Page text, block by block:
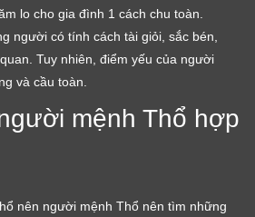
lo cho gia đình 1 cách chu toàn.
người có tính cách tài giỏi, sắc bén,
Tuy nhiên, điểm yếu của người
và cầu toàn.
mệnh Thổ hợp
nên người mệnh Thổ nên tìm những